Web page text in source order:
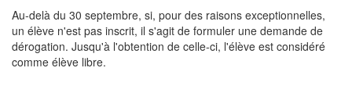
Au-delà du 30 septembre, si, pour des raisons exceptionnelles,
un élève n'est pas inscrit, il s'agit de formuler une demande de
dérogation. Jusqu'à l'obtention de celle-ci, l'élève est considéré
comme élève libre.